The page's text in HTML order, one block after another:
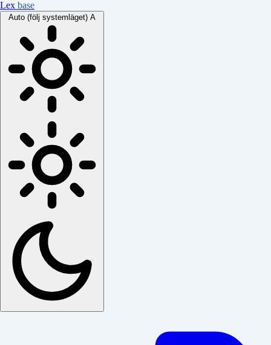
Lex base
Auto (följ systemläget) A